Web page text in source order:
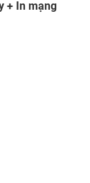
+ In mạng